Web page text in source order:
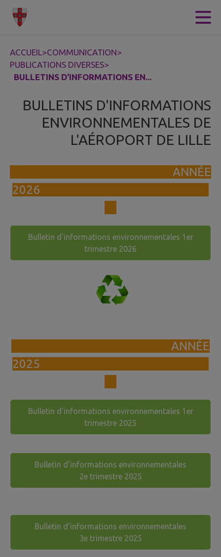
Contenu
ACCUEIL>COMMUNICATION>
PUBLICATIONS DIVERSES>
BULLETINS D'INFORMATIONS EN...
BULLETINS D'INFORMATIONS
ENVIRONNEMENTALES DE
L'AÉROPORT DE LILLE
ANNÉE
2026
Bulletin d'informations environnementales 1er
trimestre 2026
ANNÉE
2025
Bulletin d'informations environnementales 1er
trimestre 2025
Bulletin d'informations environnementales
2e trimestre 2025
Bulletin d'informations environnementales
3e trimestre 2025